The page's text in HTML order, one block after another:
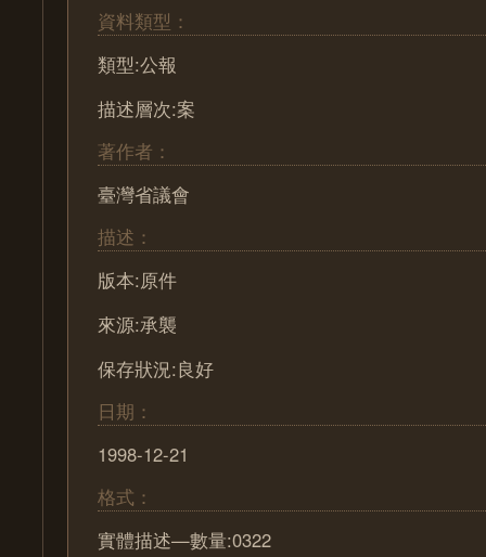
資料類型：
類型:公報
描述層次:案
著作者：
臺灣省議會
描述：
版本:原件
來源:承襲
保存狀況:良好
日期：
1998-12-21
格式：
實體描述—數量:0322